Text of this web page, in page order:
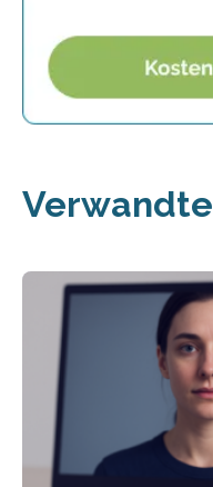
Verwandte